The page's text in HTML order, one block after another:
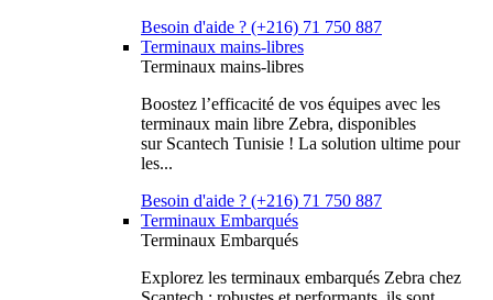
Besoin d'aide ? (+216) 71 750 887
Terminaux mains-libres
Terminaux mains-libres
Boostez l’efficacité de vos équipes avec les
terminaux main libre Zebra, disponibles
sur Scantech Tunisie ! La solution ultime pour
les...
Besoin d'aide ? (+216) 71 750 887
Terminaux Embarqués
Terminaux Embarqués
Explorez les terminaux embarqués Zebra chez